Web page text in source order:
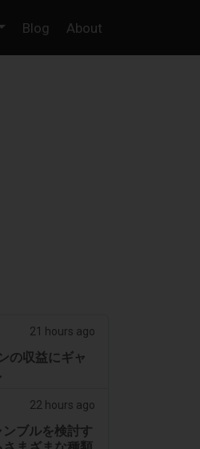
Blog About
21 hours ago
の収益にギャ
22 hours ago
ブルを検討す